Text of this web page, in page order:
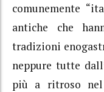
comunemente
antiche che
tradizioni
neppure tutte
più a ritroso nel